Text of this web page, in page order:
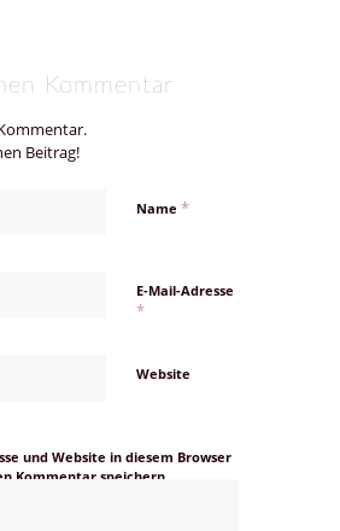
Kommentar
Beitrag!
Name *
E-Mail-Adresse
*
Website
und Website in diesem Browser
Kommentar speichern.